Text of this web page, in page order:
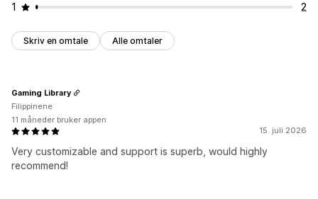
1
2
Skriv en omtale Alle omtaler
15. juli 2026
Very customizable and support is superb, would highly
recommend!
Gaming Library
Filippinene
11 måneder bruker appen